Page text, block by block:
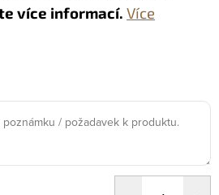
více informací. Více